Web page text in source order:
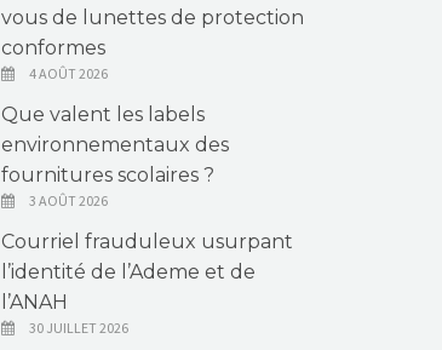
vous de lunettes de protection
conformes
4 AOÛT 2026
Que valent les labels
environnementaux des
fournitures scolaires ?
3 AOÛT 2026
Courriel frauduleux usurpant
l’identité de l’Ademe et de
l’ANAH
30 JUILLET 2026